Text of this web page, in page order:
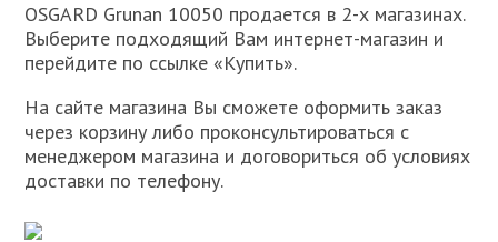
OSGARD Grunan 10050 продается в 2-х магазинах.
Выберите подходящий Вам интернет-магазин и
перейдите по ссылке «Купить».
На сайте магазина Вы сможете оформить заказ
через корзину либо проконсультироваться с
менеджером магазина и договориться об условиях
доставки по телефону.